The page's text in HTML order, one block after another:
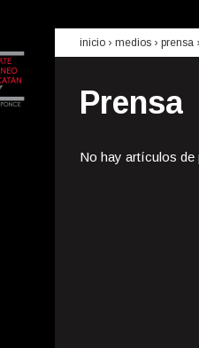
inicio › medios › prensa
Prensa
No hay artículos de